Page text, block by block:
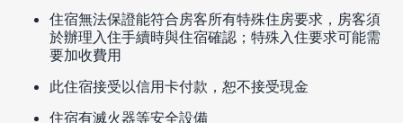
住宿無法保證能符合房客所有特殊住房要求，房客須
於辦理入住手續時與住宿確認；特殊入住要求可能需
要加收費用
此住宿接受以信用卡付款，恕不接受現金
住宿有滅火器等安全設備